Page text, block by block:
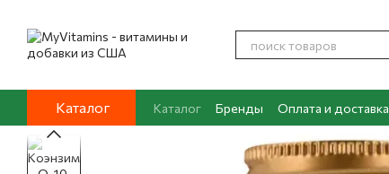
Каталог Каталог Бренды Оплата и доставка
Контакты
О нас Блог